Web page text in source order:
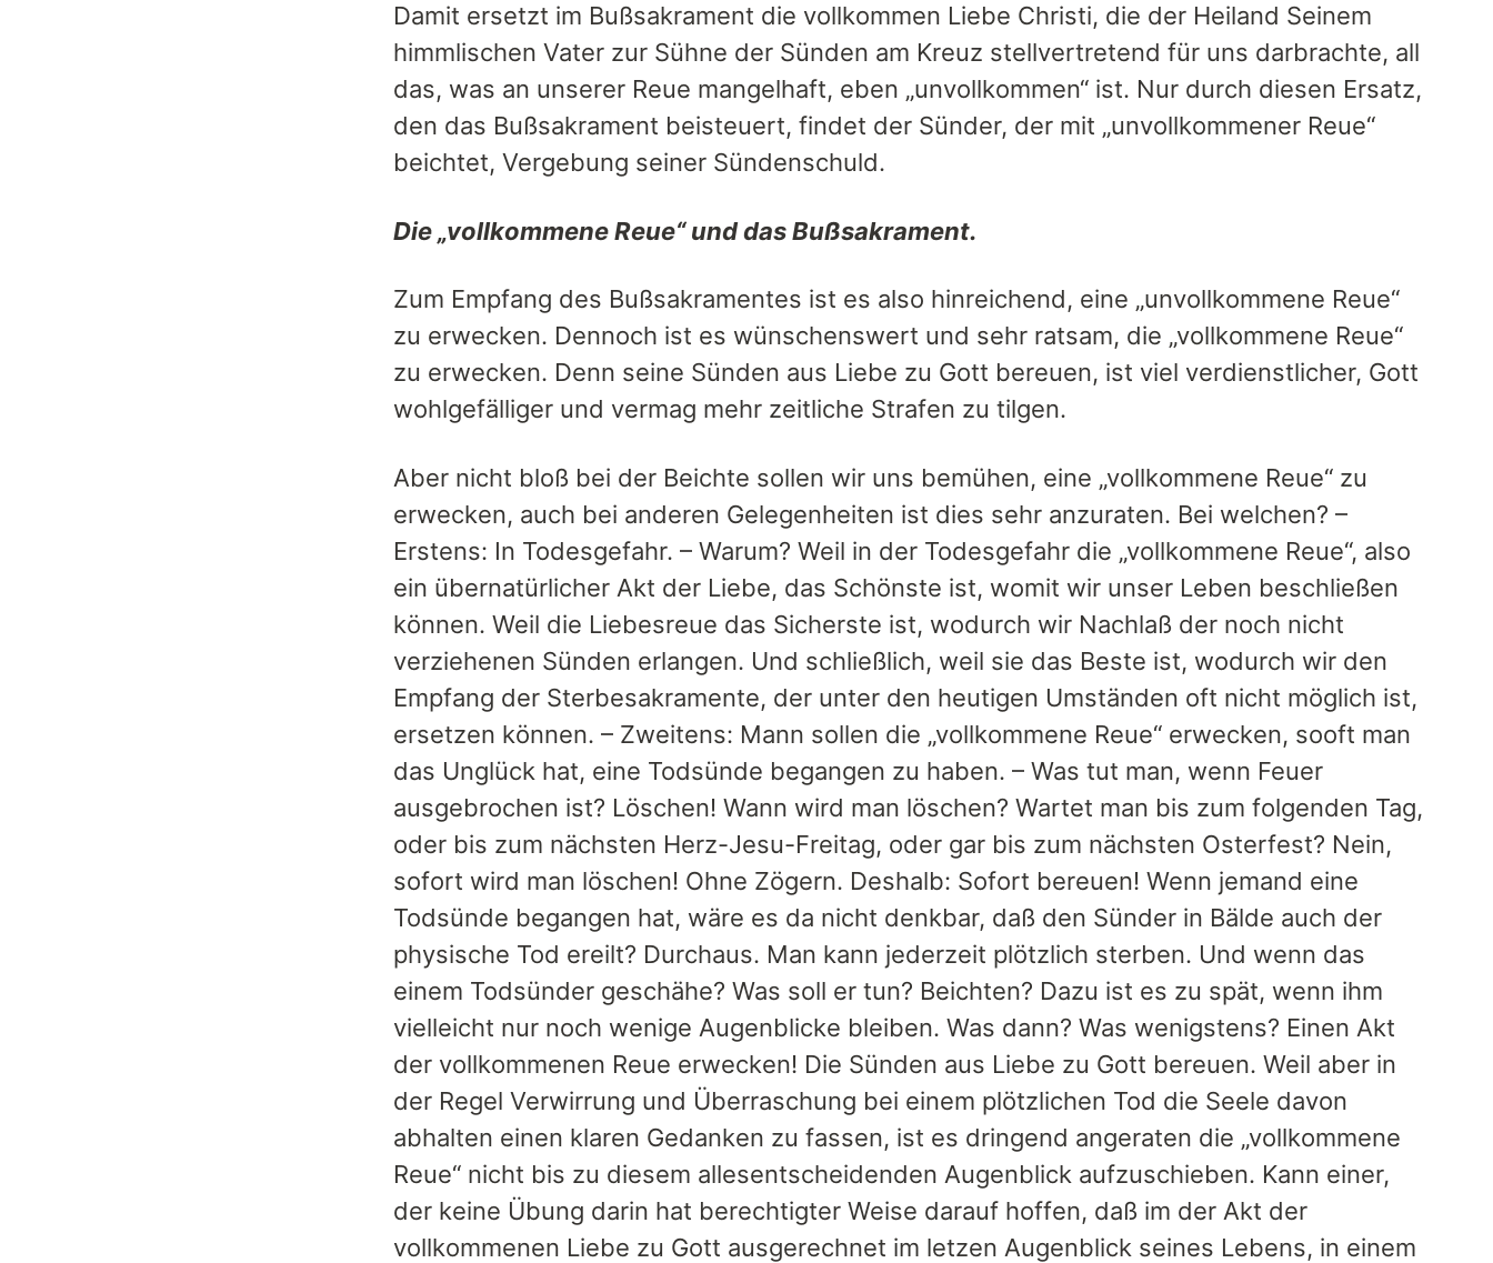
Damit ersetzt im Bußsakrament die vollkommen Liebe Christi, die der Heiland Seinem
himmlischen Vater zur Sühne der Sünden am Kreuz stellvertretend für uns darbrachte, all
das, was an unserer Reue mangelhaft, eben „unvollkommen“ ist. Nur durch diesen Ersatz,
den das Bußsakrament beisteuert, findet der Sünder, der mit „unvollkommener Reue“
beichtet, Vergebung seiner Sündenschuld.
Die „vollkommene Reue“ und das Bußsakrament.
Zum Empfang des Bußsakramentes ist es also hinreichend, eine „unvollkommene Reue“
zu erwecken. Dennoch ist es wünschenswert und sehr ratsam, die „vollkommene Reue“
zu erwecken. Denn seine Sünden aus Liebe zu Gott bereuen, ist viel verdienstlicher, Gott
wohlgefälliger und vermag mehr zeitliche Strafen zu tilgen.
Aber nicht bloß bei der Beichte sollen wir uns bemühen, eine „vollkommene Reue“ zu
erwecken, auch bei anderen Gelegenheiten ist dies sehr anzuraten. Bei welchen? –
Erstens: In Todesgefahr. – Warum? Weil in der Todesgefahr die „vollkommene Reue“, also
ein übernatürlicher Akt der Liebe, das Schönste ist, womit wir unser Leben beschließen
können. Weil die Liebesreue das Sicherste ist, wodurch wir Nachlaß der noch nicht
verziehenen Sünden erlangen. Und schließlich, weil sie das Beste ist, wodurch wir den
Empfang der Sterbesakramente, der unter den heutigen Umständen oft nicht möglich ist,
ersetzen können. – Zweitens: Mann sollen die „vollkommene Reue“ erwecken, sooft man
das Unglück hat, eine Todsünde begangen zu haben. – Was tut man, wenn Feuer
ausgebrochen ist? Löschen! Wann wird man löschen? Wartet man bis zum folgenden Tag,
oder bis zum nächsten Herz-Jesu-Freitag, oder gar bis zum nächsten Osterfest? Nein,
sofort wird man löschen! Ohne Zögern. Deshalb: Sofort bereuen! Wenn jemand eine
Todsünde begangen hat, wäre es da nicht denkbar, daß den Sünder in Bälde auch der
physische Tod ereilt? Durchaus. Man kann jederzeit plötzlich sterben. Und wenn das
einem Todsünder geschähe? Was soll er tun? Beichten? Dazu ist es zu spät, wenn ihm
vielleicht nur noch wenige Augenblicke bleiben. Was dann? Was wenigstens? Einen Akt
der vollkommenen Reue erwecken! Die Sünden aus Liebe zu Gott bereuen. Weil aber in
der Regel Verwirrung und Überraschung bei einem plötzlichen Tod die Seele davon
abhalten einen klaren Gedanken zu fassen, ist es dringend angeraten die „vollkommene
Reue“ nicht bis zu diesem allesentscheidenden Augenblick aufzuschieben. Kann einer,
der keine Übung darin hat berechtigter Weise darauf hoffen, daß im der Akt der
vollkommenen Liebe zu Gott ausgerechnet im letzen Augenblick seines Lebens, in einem